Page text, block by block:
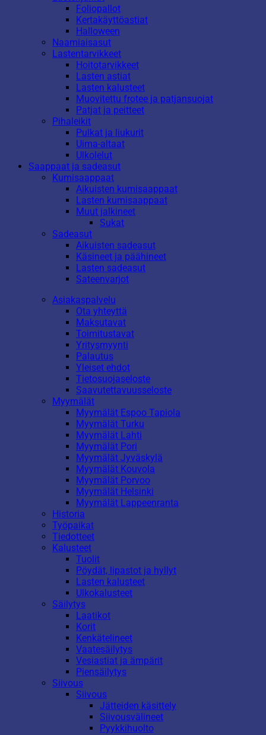
Foliopallot
Kertakäyttöastiat
Halloween
Naamiaisasut
Lastentarvikkeet
Hoitotarvikkeet
Lasten astiat
Lasten kalusteet
Muovitettu frotee ja patjansuojat
Patjat ja peitteet
Pihaleikit
Pulkat ja liukurit
Uima-altaat
Ulkolelut
Saappaat ja sadeasut
Kumisaappaat
Aikuisten kumisaappaat
Lasten kumisaappaat
Muut jalkineet
Sukat
Sadeasut
Aikuisten sadeasut
Käsineet ja päähineet
Lasten sadeasut
Sateenvarjot
Asiakaspalvelu
Ota yhteyttä
Maksutavat
Toimitustavat
Yritysmyynti
Palautus
Yleiset ehdot
Tietosuojaseloste
Saavutettavuusseloste
Myymälät
Myymälät Espoo Tapiola
Myymälät Turku
Myymälät Lahti
Myymälät Pori
Myymälät Jyväskylä
Myymälät Kouvola
Myymälät Porvoo
Myymälät Helsinki
Myymälät Lappeenranta
Historia
Työpaikat
Tiedotteet
Kalusteet
Tuolit
Pöydät, lipastot ja hyllyt
Lasten kalusteet
Ulkokalusteet
Säilytys
Laatikot
Korit
Kenkätelineet
Vaatesäilytys
Vesiastiat ja ämpärit
Piensäilytys
Siivous
Siivous
Jätteiden käsittely
Siivousvälineet
Pyykkihuolto